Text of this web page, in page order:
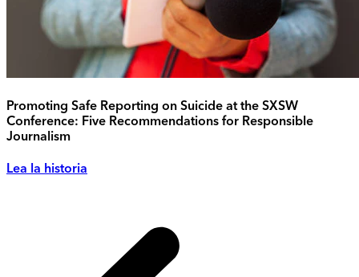
Promoting Safe Reporting on Suicide at the SXSW
Conference: Five Recommendations for Responsible
Journalism
Lea la historia